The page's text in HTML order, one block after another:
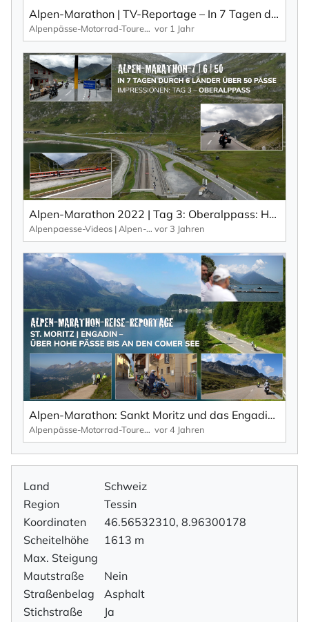
Alpen-Marathon | TV-Reportage – In 7 Tagen durch 6 Länder über 50 Pässe (Teil 2: Schweiz, Frankreich)
Alpenpässe-Motorrad-Touren: Alpen-Marathon, die TV-Reportagen vor 1 Jahr
Alpen-Marathon 2022 | Tag 3: Oberalppass: Hochalpen-Pass mit Eisenbahn-Romantik. Impressionen aus: 7 Tage | 6 Länder | 50 Pässe.
Alpenpaesse-Videos | Alpen-Marathon vor 3 Jahren
Alpen-Marathon: Sankt Moritz und das Engadin – eine Motorradreise von den höchsten Pässen bis an den Comer See.
Alpenpässe-Motorrad-Touren: Alpen-Marathon, die TV-Reportagen vor 4 Jahren
Land
Schweiz
Region
Tessin
Koordinaten
46.56532310, 8.96300178
Scheitelhöhe
1613 m
Max. Steigung
Mautstraße
Nein
Straßenbelag
Asphalt
Stichstraße
Ja